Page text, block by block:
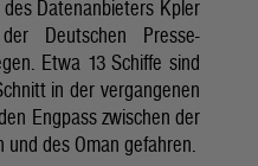
Datenanbieters Kpler
Deutschen Presse-
Etwa 13 Schiffe sind
in der vergangenen
Engpass zwischen der
des Oman gefahren.